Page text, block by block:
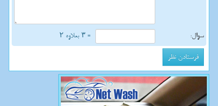
سوال: = ۳ بعلاوه ۲